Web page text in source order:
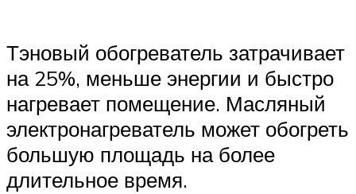
Тэновый обогреватель затрачивает
на 25%, меньше энергии и быстро
нагревает помещение. Масляный
электронагреватель может обогреть
большую площадь на более
длительное время.